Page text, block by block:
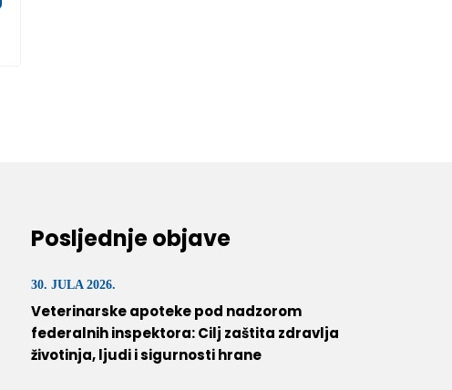
Posljednje objave
30. JULA 2026.
Veterinarske apoteke pod nadzorom
federalnih inspektora: Cilj zaštita zdravlja
životinja, ljudi i sigurnosti hrane